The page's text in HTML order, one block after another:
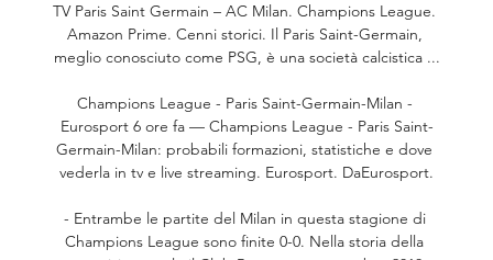
TV Paris Saint Germain – AC Milan. Champions League.
Amazon Prime. Cenni storici. Il Paris Saint-Germain,
meglio conosciuto come PSG, è una società calcistica ...
Champions League - Paris Saint-Germain-Milan -
Eurosport 6 ore fa — Champions League - Paris Saint-
Germain-Milan: probabili formazioni, statistiche e dove
vederla in tv e live streaming. Eurosport. DaEurosport.
- Entrambe le partite del Milan in questa stagione di
Champions League sono finite 0-0. Nella storia della